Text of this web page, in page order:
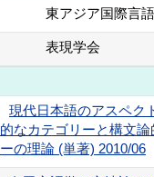
東アジア国際言
表現学会
現代日本語のアスペク
的なカテゴリーと構文論
ーの理論 (単著) 2010/06